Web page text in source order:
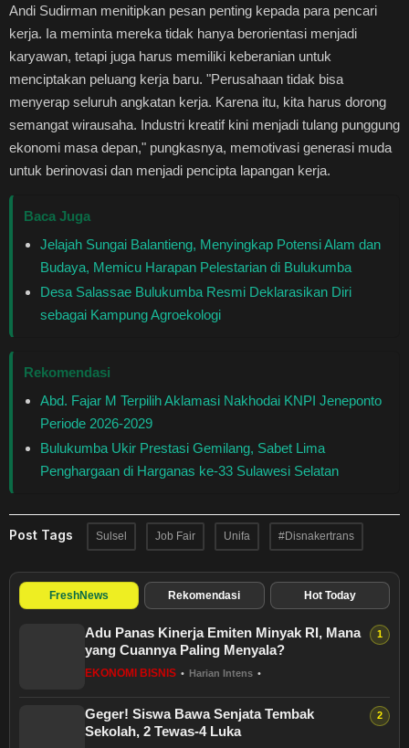
Andi Sudirman menitipkan pesan penting kepada para pencari
kerja. Ia meminta mereka tidak hanya berorientasi menjadi
karyawan, tetapi juga harus memiliki keberanian untuk
menciptakan peluang kerja baru. "Perusahaan tidak bisa
menyerap seluruh angkatan kerja. Karena itu, kita harus dorong
semangat wirausaha. Industri kreatif kini menjadi tulang punggung
ekonomi masa depan," pungkasnya, memotivasi generasi muda
untuk berinovasi dan menjadi pencipta lapangan kerja.
Baca Juga
Jelajah Sungai Balantieng, Menyingkap Potensi Alam dan
Budaya, Memicu Harapan Pelestarian di Bulukumba
Desa Salassae Bulukumba Resmi Deklarasikan Diri
sebagai Kampung Agroekologi
Rekomendasi
Abd. Fajar M Terpilih Aklamasi Nakhodai KNPI Jeneponto
Periode 2026-2029
Bulukumba Ukir Prestasi Gemilang, Sabet Lima
Penghargaan di Harganas ke-33 Sulawesi Selatan
Post Tags Sulsel Job Fair Unifa #Disnakertrans
FreshNews Rekomendasi Hot Today
Adu Panas Kinerja Emiten Minyak RI, Mana
yang Cuannya Paling Menyala?
EKONOMI BISNIS • Harian Intens •
Geger! Siswa Bawa Senjata Tembak
Sekolah, 2 Tewas-4 Luka